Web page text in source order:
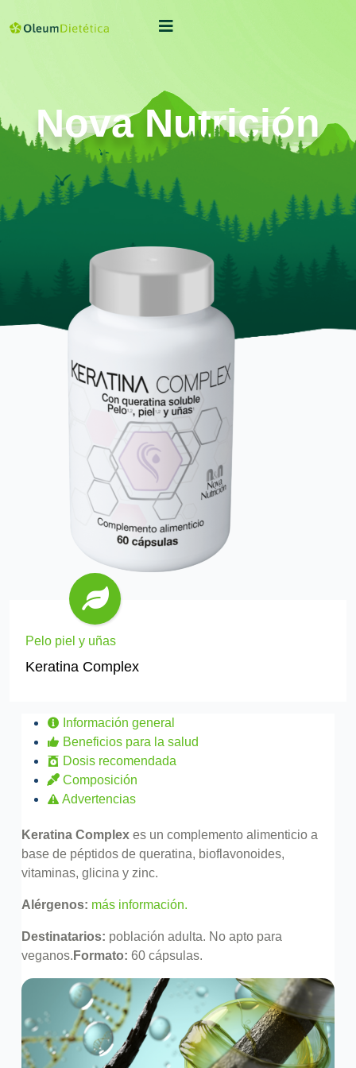
Nova Nutrición
Pelo piel y uñas
Keratina Complex
Información general
Beneficios para la salud
Dosis recomendada
Composición
Advertencias
Keratina Complex es un complemento alimenticio a
base de péptidos de queratina, bioflavonoides,
vitaminas, glicina y zinc.
Alérgenos: más información.
Destinatarios: población adulta. No apto para
veganos. Formato: 60 cápsulas.